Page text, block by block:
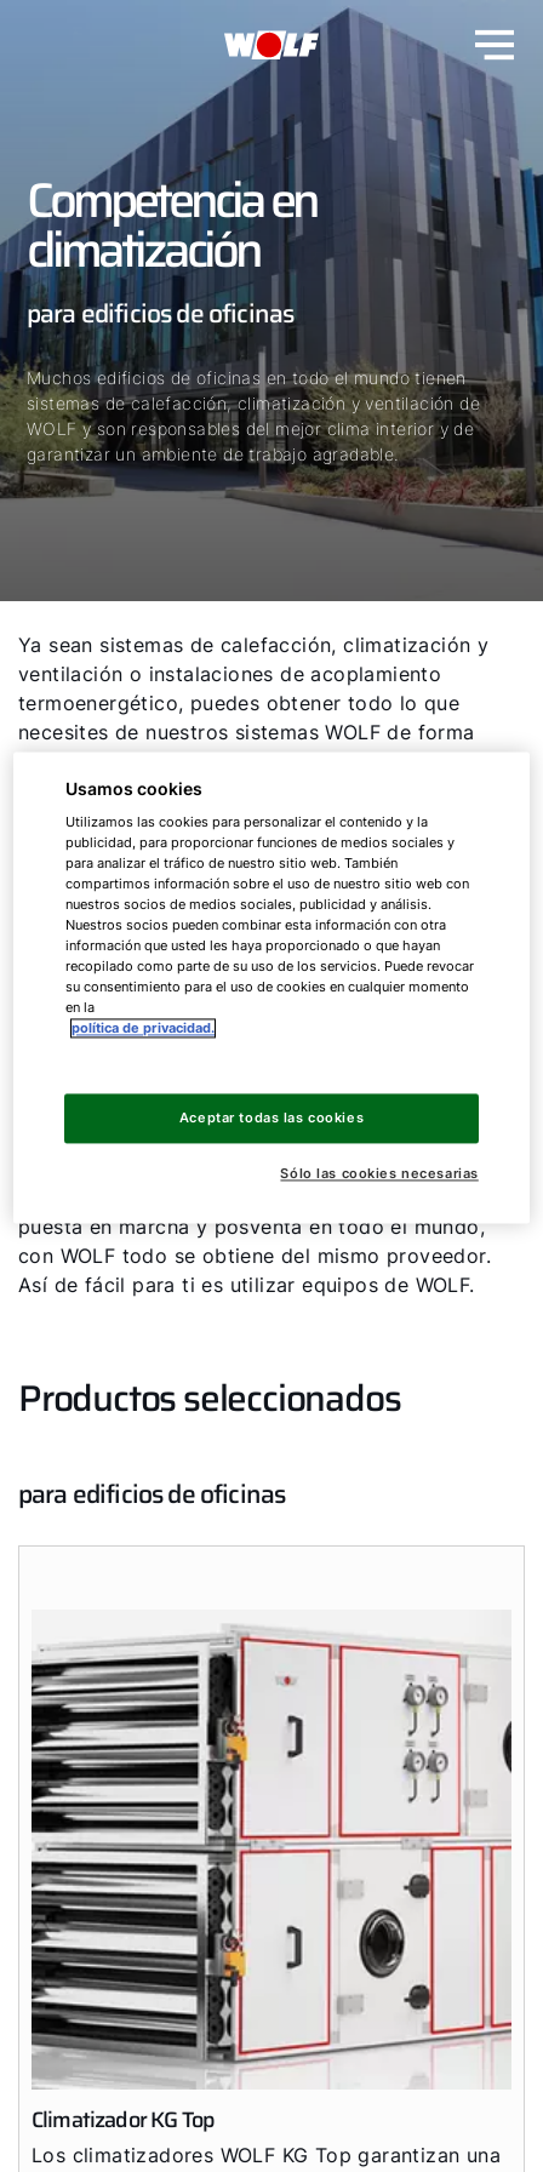
Competencia en
climatización
para edificios de oficinas
Muchos edificios de oficinas en todo el mundo tienen
sistemas de calefacción, climatización y ventilación de
WOLF y son responsables del mejor clima interior y de
garantizar un ambiente de trabajo agradable.
Ya sean sistemas de calefacción, climatización y
ventilación o instalaciones de acoplamiento
termoenergético, puedes obtener todo lo que
necesites de nuestros sistemas WOLF de forma
todos los componentes están óptimamente
coordinados entre sí. Así se garantiza una alta
seguridad en el sistema y, sobre todo, una
funcionalidad fiable en todo los proyectos.
Desde el momento de inicio del proyecto solo
necesitarás un interlocutor para todas tus
consultas y tareas. Este es uno de los motivos
principales de que en innumerables edificios de
WOLF. Desde el asesoramiento, la planificación y
una completa gama de productos con técnica de
sistemas y regulación eficiente, pasando por las
puesta en marcha y posventa en todo el mundo,
con WOLF todo se obtiene del mismo proveedor.
Así de fácil para ti es utilizar equipos de WOLF.
Productos seleccionados
para edificios de oficinas
Climatizador KG Top
Los climatizadores WOLF KG Top garantizan una
¡Hola!
¿Cómo podemos ayudarte?
Servicio al cliente
Herramientas
Important Links
Descargas
Servicio App
Usamos cookies
Utilizamos las cookies para personalizar el contenido y la
publicidad, para proporcionar funciones de medios sociales y
para analizar el tráfico de nuestro sitio web. También
compartimos información sobre el uso de nuestro sitio web con
nuestros socios de medios sociales, publicidad y análisis.
Nuestros socios pueden combinar esta información con otra
información que usted les haya proporcionado o que hayan
recopilado como parte de su uso de los servicios. Puede revocar
su consentimiento para el uso de cookies en cualquier momento
en la
política de privacidad.
Sólo las cookies necesarias
Aceptar todas las cookies